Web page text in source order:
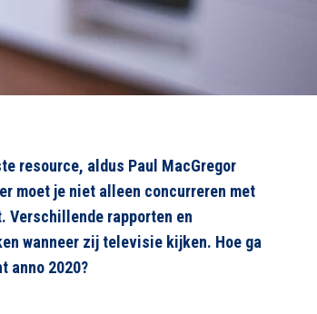
resource, aldus Paul MacGregor
moet je niet alleen concurreren met
Verschillende rapporten en
wanneer zij televisie kijken. Hoe ga
anno 2020?